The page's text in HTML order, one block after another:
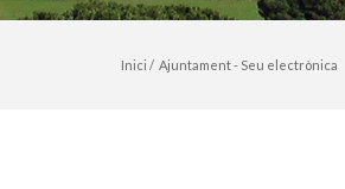
Inici / Ajuntament - Seu electrònica